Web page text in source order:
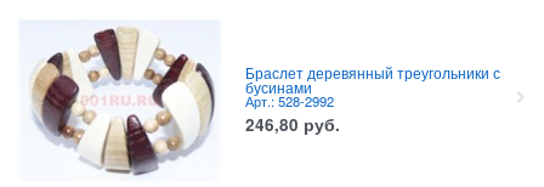
Браслет деревянный треугольники с
бусинами
Арт.: 528-2992
246,80 руб.